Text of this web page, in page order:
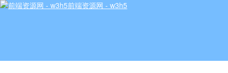
前端资源网 - w3h5